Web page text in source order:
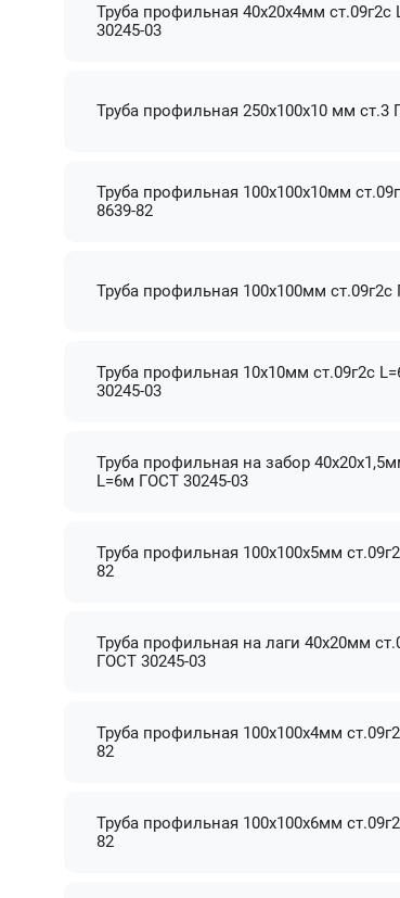
Труба профильная 40х20х4мм
30245-03
Труба профильная 250х100х10 мм ст.3
Труба профильная 100х100х10мм
8639-82
Труба профильная 100х100мм ст.09г2с
Труба профильная 10х10мм ст.09г2с
30245-03
Труба профильная на забор
L=6м ГОСТ 30245-03
Труба профильная 100х100х5мм
82
Труба профильная на лаги 40х20мм
ГОСТ 30245-03
Труба профильная 100х100х4мм
82
Труба профильная 100х100х6мм
82